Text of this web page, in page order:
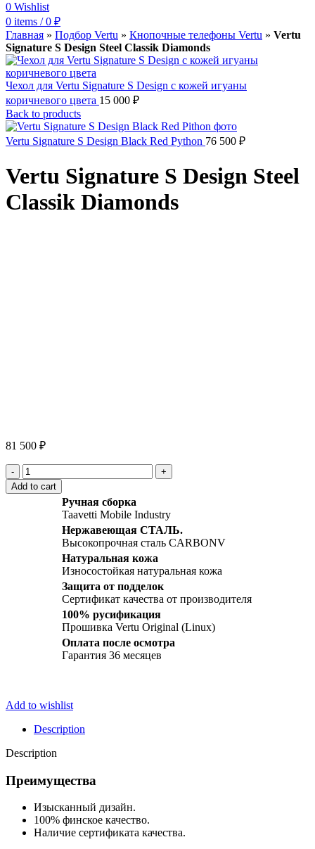
0 Wishlist
0 items / 0 ₽
Главная » Подбор Vertu » Кнопочные телефоны Vertu » Vertu
Signature S Design Steel Classik Diamonds
Чехол для Vertu Signature S Design с кожей игуаны
коричневого цвета 15 000 ₽
Back to products
Vertu Signature S Design Black Red Python 76 500 ₽
Vertu Signature S Design Steel
Classik Diamonds
81 500 ₽
Vertu
Signature
S
Diamonds
Add to cart
Ручная сборка
Taavetti Mobile Industry
Нержавеющая СТАЛЬ.
Высокопрочная сталь CARBONV
Натуральная кожа
Износостойкая натуральная кожа
Защита от подделок
Сертификат качества от производителя
100% русификация
Прошивка Vertu Original (Linux)
Оплата после осмотра
Гарантия 36 месяцев
Add to wishlist
Description
Description
Преимущества
Изысканный дизайн.
100% финское качество.
Наличие сертификата качества.